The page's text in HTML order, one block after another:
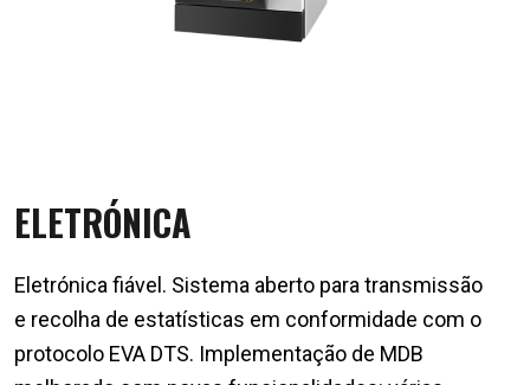
ELETRÓNICA
Eletrónica fiável. Sistema aberto para transmissão
e recolha de estatísticas em conformidade com o
protocolo EVA DTS. Implementação de MDB